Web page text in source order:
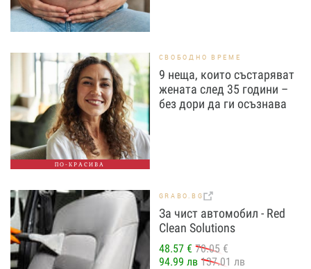
ПО-КРАСИВА
СВОБОДНО ВРЕМЕ
9 неща, които състаряват
жената след 35 години –
без дори да ги осъзнава
GRABO.BG
За чист автомобил - Red
Clean Solutions
48.57 € 70.05 €
94.99 лв 137.01 лв